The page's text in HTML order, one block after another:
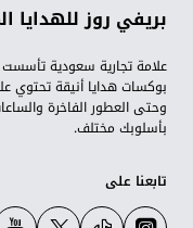
بريفي روز للهدايا
بوكسات هدايا أنيقة تحتوي
وحتى العطور الفاخرة
بأسلوبك مختلف.
تابعنا على